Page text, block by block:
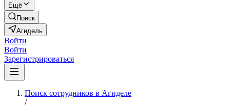
Ещё
Поиск
Агидель
Войти
Войти
Зарегистрироваться
Поиск сотрудников в Агиделе
/